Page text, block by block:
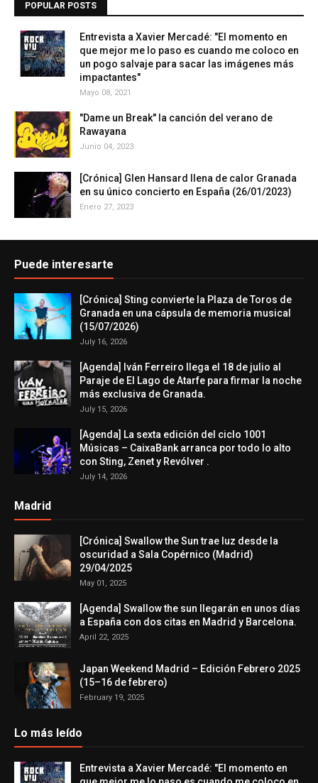
POPULAR POSTS
Entrevista a Xavier Mercadé: "El momento en
que mejor me lo paso es cuando me coloco en
un pogo salvaje para sacar las imágenes más
impactantes"
Mayo 08, 2021
"Dame un Break" la canción del verano de
Rawayana
Junio 04, 2023
[Crónica] Glen Hansard llena de calor Granada
en su único concierto en España (26/01/2023)
Enero 27, 2023
Puede interesarte
[Crónica] Sting convierte la Plaza de Toros de
Granada en una cápsula de memoria musical
(15/07/2026)
July 16, 2026
[Agenda] Iván Ferreiro llega el 18 de julio al
Paraje de El Lago de Atarfe para firmar la noche
más exclusiva de Granada.
July 15, 2026
[Agenda] La sexta edición del ciclo 1001
Músicas – CaixaBank arranca por todo lo alto
con Sting, Zenet y Revólver .
July 14, 2026
Madrid
[Crónica] Swallow the Sun trae luz desde la
oscuridad a Sala Copérnico (Madrid)
29/04/2025
May 01, 2025
[Agenda] Swallow the sun llegarán en unos días
a España con dos citas en Madrid y Barcelona.
April 22, 2025
Japan Weekend Madrid – Edición Febrero 2025
(15–16 de febrero)
February 19, 2025
Lo más leído
Entrevista a Xavier Mercadé: "El momento en